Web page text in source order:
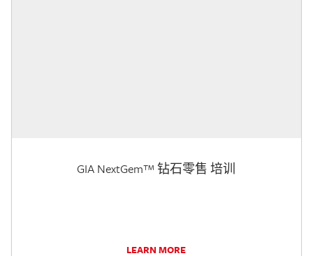
GIA NextGem™ 钻石零售 培训
LEARN MORE